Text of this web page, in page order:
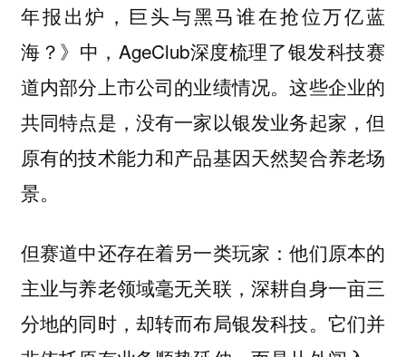
年报出炉，巨头与黑马谁在抢位万亿蓝
海？》中，AgeClub深度梳理了银发科技赛
道内部分上市公司的业绩情况。这些企业的
共同特点是，没有一家以银发业务起家，但
原有的技术能力和产品基因天然契合养老场
景。
但赛道中还存在着另一类玩家：他们原本的
主业与养老领域毫无关联，深耕自身一亩三
分地的同时，却转而布局银发科技。 它们并